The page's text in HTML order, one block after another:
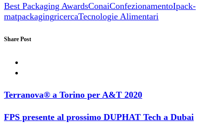
Best Packaging AwardsConaiConfezionamentoIpack-
matpackagingricercaTecnologie Alimentari
Share Post
Terranova® a Torino per A&T 2020
FPS presente al prossimo DUPHAT Tech a Dubai